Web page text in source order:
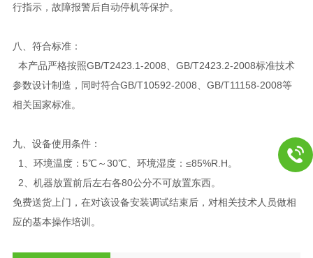
行指示，故障报警后自动停机等保护。
八、 符合标准：
本产品严格按照GB/T2423.1-2008、GB/T2423.2-2008标准技术
参数设计制造，同时符合GB/T10592-2008、GB/T11158-2008等
相关国家标准。
九、设备使用条件：
1、环境温度：5℃～30℃、环境湿度：≤85%R.H。
2、机器放置前后左右各80公分不可放置东西。
免费送货上门，在对该设备安装调试结束后，对相关技术人员做相
应的基本操作培训。